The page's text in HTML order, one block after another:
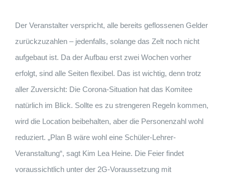
Der Veranstalter verspricht, alle bereits geflossenen Gelder
zurückzuzahlen – jedenfalls, solange das Zelt noch nicht
aufgebaut ist. Da der Aufbau erst zwei Wochen vorher
erfolgt, sind alle Seiten flexibel. Das ist wichtig, denn trotz
aller Zuversicht: Die Corona-Situation hat das Komitee
natürlich im Blick. Sollte es zu strengeren Regeln kommen,
wird die Location beibehalten, aber die Personenzahl wohl
reduziert. „Plan B wäre wohl eine Schüler-Lehrer-
Veranstaltung“, sagt Kim Lea Heine. Die Feier findet
voraussichtlich unter der 2G-Voraussetzung mit